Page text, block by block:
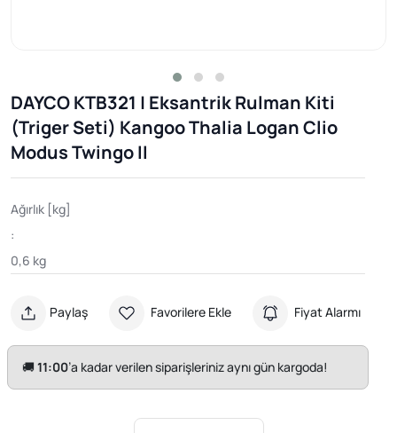
DAYCO KTB321 | Eksantrik Rulman Kiti
(Triger Seti) Kangoo Thalia Logan Clio
Modus Twingo II
Ağırlık [kg]
:
0,6 kg
Paylaş Favorilere Ekle Fiyat Alarmı
🚚11:00’a kadar verilen siparişleriniz aynı gün kargoda!